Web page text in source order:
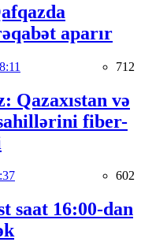
aparır
712
Qazaxıstan və
fiber-
602
saat 16:00-dan